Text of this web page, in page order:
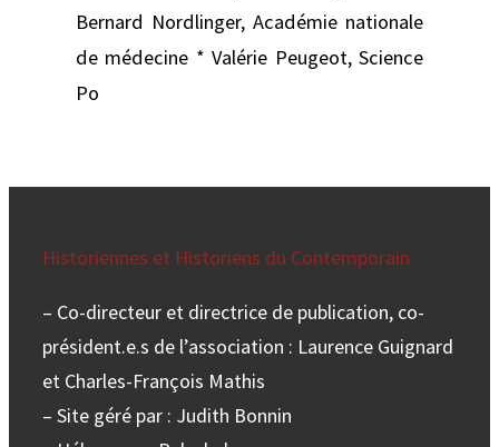
Bernard Nordlinger, Académie nationale
de médecine * Valérie Peugeot, Science
Po
Historiennes et Historiens du Contemporain
– Co-directeur et directrice de publication, co-
président.e.s de l’association : Laurence Guignard
et Charles-François Mathis
– Site géré par : Judith Bonnin